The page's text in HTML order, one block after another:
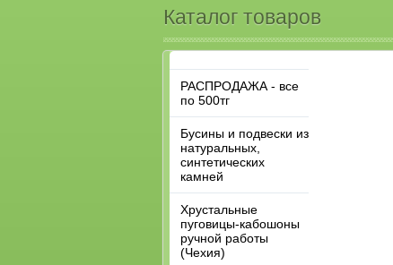
Каталог товаров
РАСПРОДАЖА - все
по 500тг
Бусины и подвески из
натуральных,
синтетических
камней
Хрустальные
пуговицы-кабошоны
ручной работы
(Чехия)